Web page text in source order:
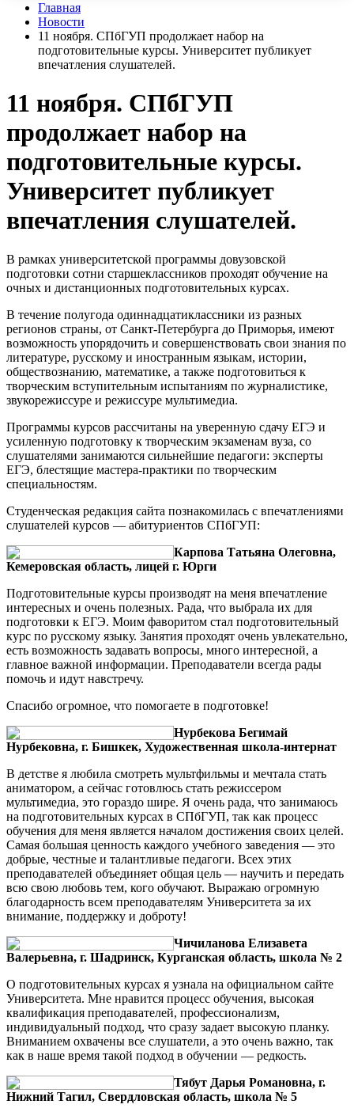
Главная
Новости
11 ноября. СПбГУП продолжает набор на
подготовительные курсы. Университет публикует
впечатления слушателей.
11 ноября. СПбГУП
продолжает набор на
подготовительные курсы.
Университет публикует
впечатления слушателей.
В рамках университетской программы довузовской
подготовки сотни старшеклассников проходят обучение на
очных и дистанционных подготовительных курсах.
В течение полугода одиннадцатиклассники из разных
регионов страны, от Санкт-Петербурга до Приморья, имеют
возможность упорядочить и совершенствовать свои знания по
литературе, русскому и иностранным языкам, истории,
обществознанию, математике, а также подготовиться к
творческим вступительным испытаниям по журналистике,
звукорежиссуре и режиссуре мультимедиа.
Программы курсов рассчитаны на уверенную сдачу ЕГЭ и
усиленную подготовку к творческим экзаменам вуза, со
слушателями занимаются сильнейшие педагоги: эксперты
ЕГЭ, блестящие мастера-практики по творческим
специальностям.
Студенческая редакция сайта познакомилась с впечатлениями
слушателей курсов — абитуриентов СПбГУП:
Карпова Татьяна Олеговна,
Кемеровская область, лицей г. Юрги
Подготовительные курсы производят на меня впечатление
интересных и очень полезных. Рада, что выбрала их для
подготовки к ЕГЭ. Моим фаворитом стал подготовительный
курс по русскому языку. Занятия проходят очень увлекательно,
есть возможность задавать вопросы, много интересной, а
главное важной информации. Преподаватели всегда рады
помочь и идут навстречу.
Спасибо огромное, что помогаете в подготовке!
Нурбекова Бегимай
Нурбековна, г. Бишкек, Художественная школа-интернат
В детстве я любила смотреть мультфильмы и мечтала стать
аниматором, а сейчас готовлюсь стать режиссером
мультимедиа, это гораздо шире. Я очень рада, что занимаюсь
на подготовительных курсах в СПбГУП, так как процесс
обучения для меня является началом достижения своих целей.
Самая большая ценность каждого учебного заведения — это
добрые, честные и талантливые педагоги. Всех этих
преподавателей объединяет общая цель — научить и передать
всю свою любовь тем, кого обучают. Выражаю огромную
благодарность всем преподавателям Университета за их
внимание, поддержку и доброту!
Чичиланова Елизавета
Валерьевна, г. Шадринск, Курганская область, школа № 2
О подготовительных курсах я узнала на официальном сайте
Университета. Мне нравится процесс обучения, высокая
квалификация преподавателей, профессионализм,
индивидуальный подход, что сразу задает высокую планку.
Вниманием охвачены все слушатели, а это очень важно, так
как в наше время такой подход в обучении — редкость.
Тябут Дарья Романовна, г.
Нижний Тагил, Свердловская область, школа № 5